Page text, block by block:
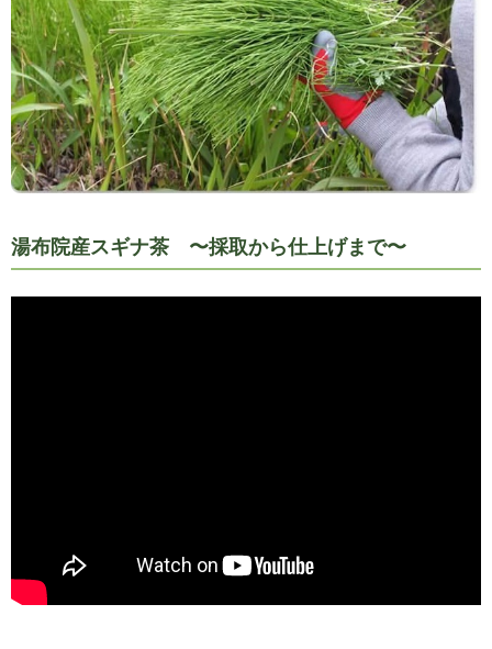
湯布院産スギナ茶 〜採取から仕上げまで〜